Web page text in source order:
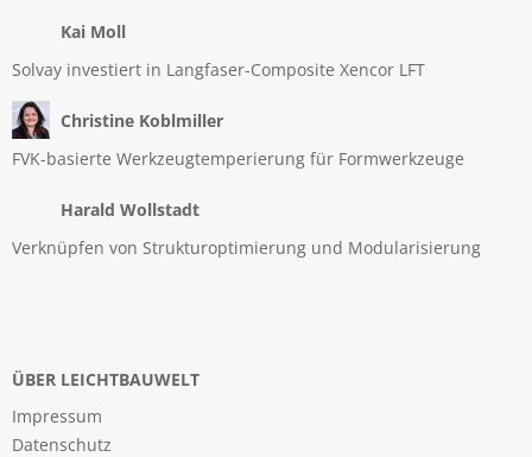
Kai Moll
Solvay investiert in Langfaser-Composite Xencor LFT
Christine Koblmiller
FVK-basierte Werkzeugtemperierung für Formwerkzeuge
Harald Wollstadt
Verknüpfen von Strukturoptimierung und Modularisierung
ÜBER LEICHTBAUWELT
Impressum
Datenschutz